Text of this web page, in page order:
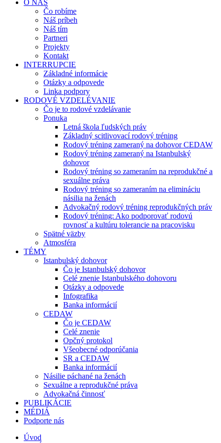
O NÁS
Čo robíme
Náš príbeh
Náš tím
Partneri
Projekty
Kontakt
INTERRUPCIE
Základné informácie
Otázky a odpovede
Linka podpory
RODOVÉ VZDELÉVANIE
Čo je to rodové vzdelávanie
Ponuka
Letná škola ľudských práv
Základný scitlivovací rodový tréning
Rodový tréning zameraný na dohovor CEDAW
Rodový tréning zameraný na Istanbulský
dohovor
Rodový tréning so zameraním na reprodukčné a
sexuálne práva
Rodový tréning so zameraním na elimináciu
násilia na ženách
Advokačný rodový tréning reprodukčných práv
Rodový tréning: Ako podporovať rodovú
rovnosť a kultúru tolerancie na pracovisku
Spätné väzby
Atmosféra
TÉMY
Istanbulský dohovor
Čo je Istanbulský dohovor
Celé znenie Istanbulského dohovoru
Otázky a odpovede
Infografika
Banka informácií
CEDAW
Čo je CEDAW
Celé znenie
Opčný protokol
Všeobecné odporúčania
SR a CEDAW
Banka informácií
Násilie páchané na ženách
Sexuálne a reprodukčné práva
Advokačná činnosť
PUBLIKÁCIE
MÉDIÁ
Podporte nás
Úvod